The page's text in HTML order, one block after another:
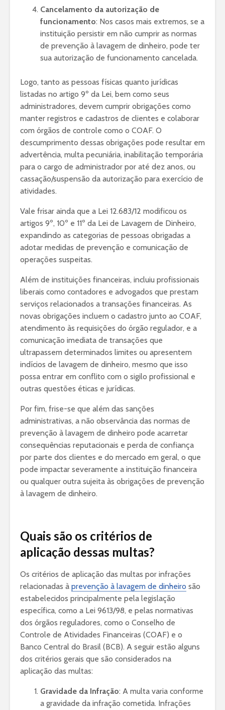
Cancelamento da autorização de
funcionamento: Nos casos mais extremos, se a
instituição persistir em não cumprir as normas
de prevenção à lavagem de dinheiro, pode ter
sua autorização de funcionamento cancelada.
Logo, tanto as pessoas físicas quanto jurídicas
listadas no artigo 9º da Lei, bem como seus
administradores, devem cumprir obrigações como
manter registros e cadastros de clientes e colaborar
com órgãos de controle como o COAF. O
descumprimento dessas obrigações pode resultar em
advertência, multa pecuniária, inabilitação temporária
para o cargo de administrador por até dez anos, ou
cassação/suspensão da autorização para exercício de
atividades.
Vale frisar ainda que a Lei 12.683/12 modificou os
artigos 9º, 10º e 11º da Lei de Lavagem de Dinheiro,
expandindo as categorias de pessoas obrigadas a
adotar medidas de prevenção e comunicação de
operações suspeitas.
Além de instituições financeiras, incluiu profissionais
liberais como contadores e advogados que prestam
serviços relacionados a transações financeiras. As
novas obrigações incluem o cadastro junto ao COAF,
atendimento às requisições do órgão regulador, e a
comunicação imediata de transações que
ultrapassem determinados limites ou apresentem
indícios de lavagem de dinheiro, mesmo que isso
possa entrar em conflito com o sigilo profissional e
outras questões éticas e jurídicas.
Por fim, frise-se que além das sanções
administrativas, a não observância das normas de
prevenção à lavagem de dinheiro pode acarretar
consequências reputacionais e perda de confiança
por parte dos clientes e do mercado em geral, o que
pode impactar severamente a instituição financeira
ou qualquer outra sujeita às obrigações de prevenção
à lavagem de dinheiro.
Quais são os critérios de
aplicação dessas multas?
Os critérios de aplicação das multas por infrações
relacionadas à prevenção à lavagem de dinheiro são
estabelecidos principalmente pela legislação
específica, como a Lei 9613/98, e pelas normativas
dos órgãos reguladores, como o Conselho de
Controle de Atividades Financeiras (COAF) e o
Banco Central do Brasil (BCB). A seguir estão alguns
dos critérios gerais que são considerados na
aplicação das multas:
Gravidade da Infração: A multa varia conforme
a gravidade da infração cometida. Infrações